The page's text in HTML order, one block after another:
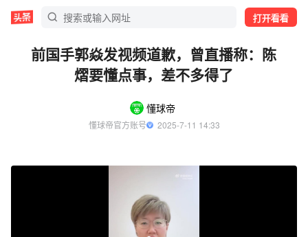
打开看看
前国手郭焱发视频道歉，曾直播称：陈
熠要懂点事，差不多得了
懂球帝
懂球帝官方账号
  2025-7-11 14:33